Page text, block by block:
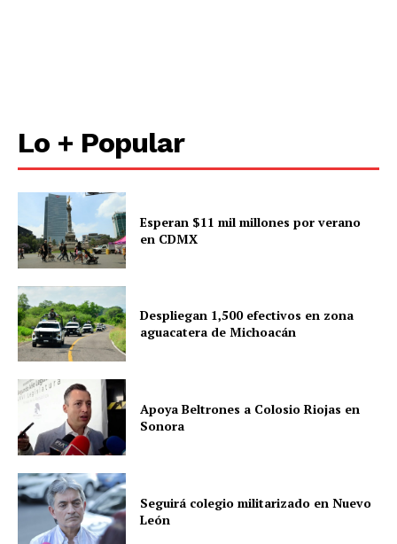
Lo + Popular
Esperan $11 mil millones por verano
en CDMX
Despliegan 1,500 efectivos en zona
aguacatera de Michoacán
Apoya Beltrones a Colosio Riojas en
Sonora
Seguirá colegio militarizado en Nuevo
León